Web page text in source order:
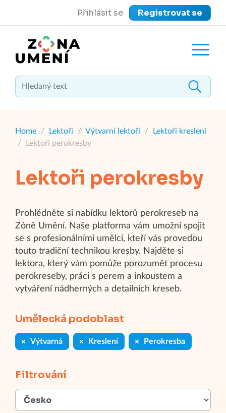
Přihlásit se Registrovat se
Zavřít menu
Home / Lektoři / Výtvarní lektoři /
Lektoři kreslení
/
Lektoři perokresby
Lektoři perokresby
Prohlédněte si nabídku lektorů perokreseb na
Zóně Umění. Naše platforma vám umožní spojit
se s profesionálními umělci, kteří vás provedou
touto tradiční technikou kresby. Najděte si
lektora, který vám pomůže porozumět procesu
perokreseby, práci s perem a inkoustem a
vytváření nádherných a detailních kreseb.
Umělecká podoblast
Výtvarná Kreslení Perokresba
Filtrování